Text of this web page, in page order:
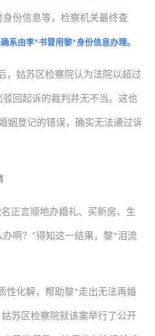
份信息等，检察机关最终查
系由李*书冒用黎*身份信息办理。
，姑苏区检察院认为法院以超过
回起诉的裁判并无不当。这也
姻登记的错误，确实无法通过诉
正言顺地办婚礼、买新房、生
啊？ ”得知这一结果， 黎*泪流
性化解，帮助黎*走出无法再婚
姑苏区检察院就该案举行了公开